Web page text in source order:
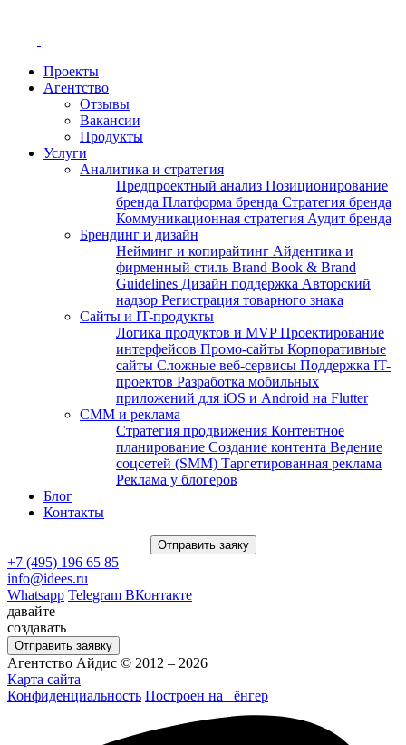
Проекты
Агентство
Отзывы
Вакансии
Продукты
Услуги
Аналитика и стратегия
Предпроектный анализ Позиционирование
бренда Платформа бренда Стратегия бренда
Коммуникационная стратегия Аудит бренда
Брендинг и дизайн
Нейминг и копирайтинг Айдентика и
фирменный стиль Brand Book & Brand
Guidelines Дизайн поддержка Авторский
надзор Регистрация товарного знака
Сайты и IT-продукты
Логика продуктов и MVPПроектирование
интерфейсов Промо-сайты Корпоративные
сайты Сложные веб-сервисы Поддержка IT-
проектов Разработка мобильных
приложений для iOS и Android на Flutter
СММ и реклама
Стратегия продвижения Контентное
планирование Создание контента Ведение
соцсетей (SMM) Таргетированная реклама
Реклама у блогеров
Блог
Контакты
Отправить заяку
+7 (495) 196 65 85
info@idees.ru
Whatsapp Telegram ВКонтакте
давайте
создавать
Отправить заявку
Агентство Айдис © 2012 – 2026
Карта сайта
Конфиденциальность Построен на ёнгер